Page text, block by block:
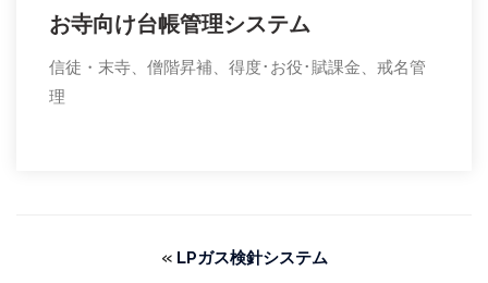
お寺向け台帳管理システム
信徒・末寺、僧階昇補、得度･お役･賦課金、戒名管
理
« LPガス検針システム